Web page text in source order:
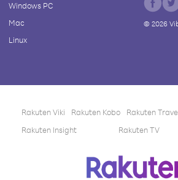
Windows PC
Mac
Linux
© 2026
Rakuten Viki Rakuten Kobo Rakuten
Rakuten Insight
Rakuten TV